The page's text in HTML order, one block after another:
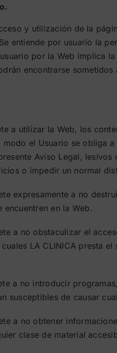
y utilización de la
entiende por usuario la
por la Web implica
encontrarse
a utilizar la Web, los
el Usuario se obliga
Aviso Legal,
o impedir un normal
expresamente a no
en la Web.
a no obstaculizar el
LA CLINICA presta
a no introducir
susceptibles de causar
a no obtener
clase de material